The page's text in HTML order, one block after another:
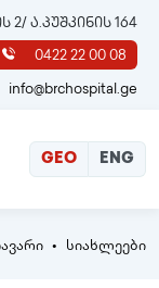
ა.პუშკინის 164
0422 22 00 08
info@brchospital.ge
GEO ENG
სიახლეები